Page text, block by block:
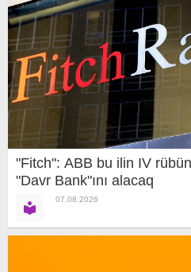
"Fitch": ABB bu ilin IV
"Davr Bank"ını alacaq
07.08.2026